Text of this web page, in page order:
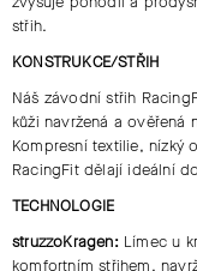
střih.
KONSTRUKCE/STŘIH
Náš závodní střih
kůži navržená a ověřená
Kompresní textilie, nízký
RacingFit dělají ideální
TECHNOLOGIE
struzzoKragen: Límec u
komfortním střihem,